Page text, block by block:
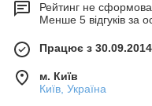
Рейтинг не
Менше 5 відгуків за
Працює з 30.09.2014
м. Київ
Київ, Україна